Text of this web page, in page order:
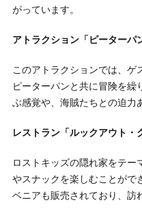
がっています。
アトラクション「ピーターパ
このアトラクションでは、ゲ
ピーターパンと共に冒険を繰
ぶ感覚や、海賊たちとの迫力
レストラン「ルックアウト・
ロストキッズの隠れ家をテー
やスナックを楽しむことがで
ベニアも販売されており、訪